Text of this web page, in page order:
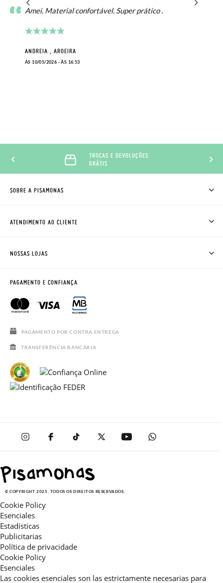
Amei. Material confortável. Super prático .
ANDREIA , AROEIRA
ÀS 10/05/2026 - ÀS 16:53
TROCAS E DEVOLUÇÕES
GRÁTIS
SOBRE A PISAMONAS
AVISO LEGAL, PRIVACIDADE E COOKIES
SALDOS
ATENDIMENTO AO CLIENTE
HORÁRIO
PERGUNTAS FREQUENTES
NOSSAS LOJAS
PAGAMENTO E CONFIANÇA
PAGAMENTO POR CONTRA ENTREGA
TRANSFERÊNCIA BANCÁRIA
© COPYRIGHT 2025. TODOS OS DIREITOS RESERVADOS.
Cookie Policy
Esenciales
Estadísticas
Publicitarias
Política de privacidade
Cookie Policy
Esenciales
Las cookies esenciales son las estrictamente necesarias para